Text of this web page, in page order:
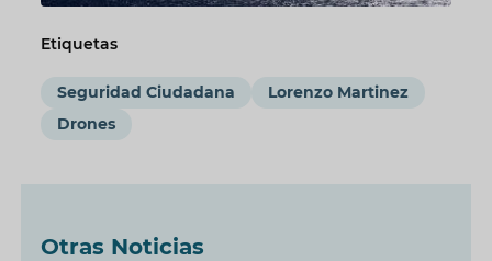
Etiquetas
Seguridad Ciudadana
Lorenzo Martinez
Drones
Otras Noticias